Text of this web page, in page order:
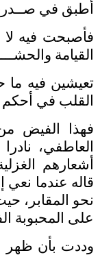
أطبق في
فأصبحت فيه لا
القيامة
تعيشين فيه
القلب في أحكم
فهذا الفيض
العاطفي،
أشعارهم
قاله عندما نعي
نحو المقابر،
على المحبوبة
وددت بأن ظهر